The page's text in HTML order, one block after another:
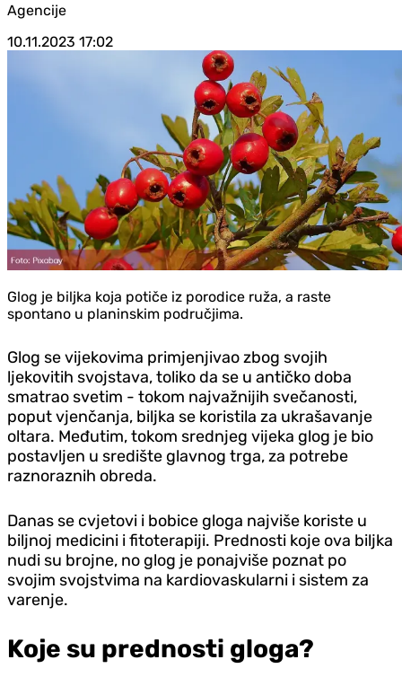
Agencije
10.11.2023 17:02
Glog je biljka koja potiče iz porodice ruža, a raste
spontano u planinskim područjima.
Glog se vijekovima primjenjivao zbog svojih
ljekovitih svojstava, toliko da se u antičko doba
smatrao svetim - tokom najvažnijih svečanosti,
poput vjenčanja, biljka se koristila za ukrašavanje
oltara. Međutim, tokom srednjeg vijeka glog je bio
postavljen u središte glavnog trga, za potrebe
raznoraznih obreda.
Danas se cvjetovi i bobice gloga najviše koriste u
biljnoj medicini i fitoterapiji. Prednosti koje ova biljka
nudi su brojne, no glog je ponajviše poznat po
svojim svojstvima na kardiovaskularni i sistem za
varenje.
Koje su prednosti gloga?